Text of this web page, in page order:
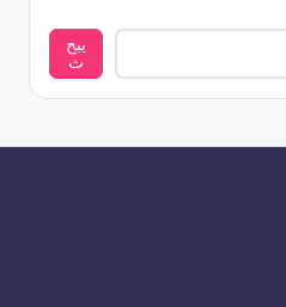
يبح
ث